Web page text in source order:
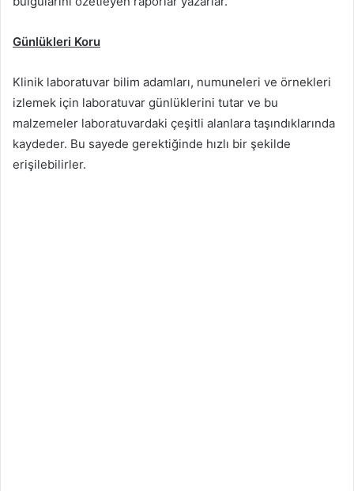
Günlükleri Koru
Klinik laboratuvar bilim adamları, numuneleri ve örnekleri
izlemek için laboratuvar günlüklerini tutar ve bu
malzemeler laboratuvardaki çeşitli alanlara taşındıklarında
kaydeder. Bu sayede gerektiğinde hızlı bir şekilde
erişilebilirler.